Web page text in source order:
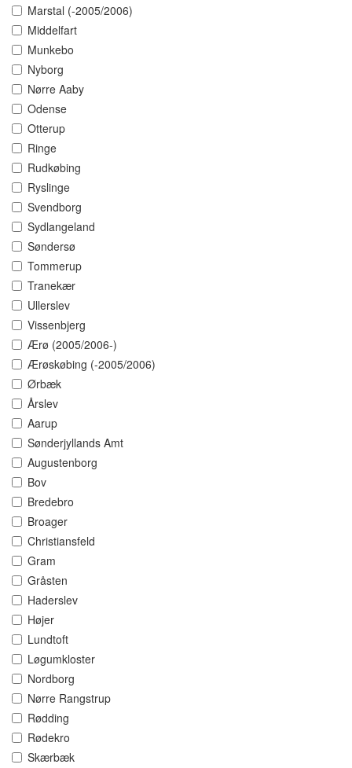
Marstal (-2005/2006)
Middelfart
Munkebo
Nyborg
Nørre Aaby
Odense
Otterup
Ringe
Rudkøbing
Ryslinge
Svendborg
Sydlangeland
Søndersø
Tommerup
Tranekær
Ullerslev
Vissenbjerg
Ærø (2005/2006-)
Ærøskøbing (-2005/2006)
Ørbæk
Årslev
Aarup
Sønderjyllands Amt
Augustenborg
Bov
Bredebro
Broager
Christiansfeld
Gram
Gråsten
Haderslev
Højer
Lundtoft
Løgumkloster
Nordborg
Nørre Rangstrup
Rødding
Rødekro
Skærbæk